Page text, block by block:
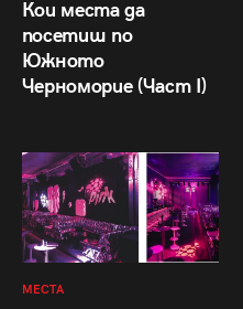
Кои места да
посетиш по
Южното
Черноморие (Част I)
МЕСТА